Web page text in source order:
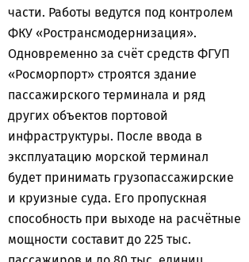
части. Работы ведутся под контролем
ФКУ «Ространсмодернизация».
Одновременно за счёт средств ФГУП
«Росморпорт» строятся здание
пассажирского терминала и ряд
других объектов портовой
инфраструктуры. После ввода в
эксплуатацию морской терминал
будет принимать грузопассажирские
и круизные суда. Его пропускная
способность при выходе на расчётные
мощности составит до 225 тыс.